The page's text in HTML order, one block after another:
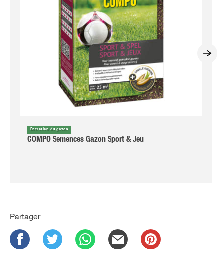
Entretien du gazon
COMPO Semences Gazon Sport & Jeu
Partager